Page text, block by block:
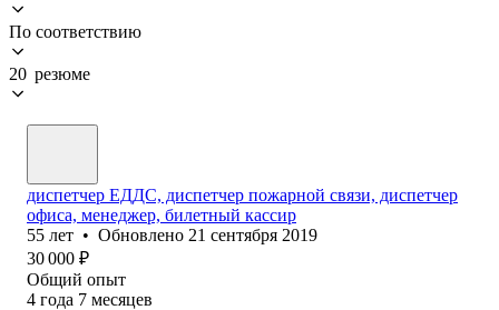
По соответствию
20 резюме
диспетчер ЕДДС, диспетчер пожарной связи, диспетчер
офиса, менеджер, билетный кассир
55 лет • Обновлено 21 сентября 2019
30 000 ₽
Общий опыт
4 года 7 месяцев